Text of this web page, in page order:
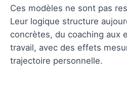
Ces modèles ne sont pas
Leur logique structure
concrètes, du coaching aux
travail, avec des effets
trajectoire personnelle.